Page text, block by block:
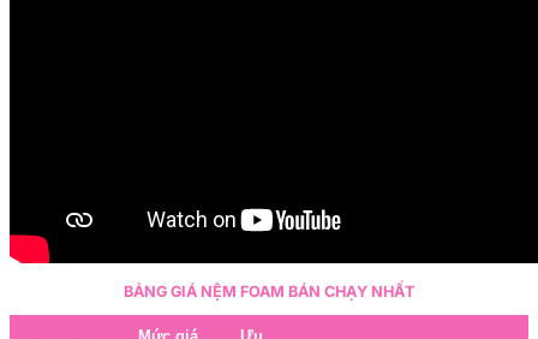
BẢNG GIÁ NỆM FOAM BÁN CHẠY NHẤT